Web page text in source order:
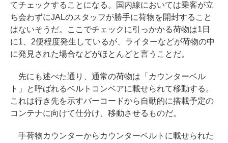
てチェックすることになる。国内線においては乗客が立
ち会わずにJALのスタッフが勝手に荷物を開封すること
はないそうだ。ここでチェックに引っかかる荷物は1日
に1、2便程度発生しているが、ライターなどが荷物の中
に発見された場合などがほとんどと言うことだ。
先にも述べた通り、通常の荷物は「カウンターベル
ト」と呼ばれるベルトコンベアに載せられて移動する。
これは行き先を示すバーコードから自動的に搭載予定の
コンテナに向けて仕分け、移動させるものだ。
手荷物カウンターからカウンターベルトに載せられた